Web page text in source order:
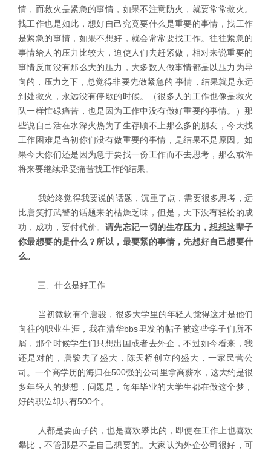
情，而救火是紧急的事情，如果不注意防火，就要常常救火。
找工作也是如此，想好自己究竟要什么是重要的事情，找工作
是紧急的事情，如果不想好，就会常常要找工作。往往紧急的
事情给人的压力比较大，迫使人们去赶紧做，相对来说重要的
事情反而没有那么大的压力，大多数人做事情都是以压力为导
向的，压力之下，总觉得非要先做紧急的 事情，结果就是永远
到处救火，永远没有停歇的时候。（很多人的工作也像是救火
队一样忙碌痛苦，也是因为工作中没有做好重要的事情。）那
些说自己活在水深火热为了生存顾不上那么多的朋友，今天找
工作困难是当初你们没有做重要的事情，是结果不是原因。如
果今天你们还是因为急于要找一份工作而不去思考，那么或许
将来要继续承受痛苦找工作的结果。
我始终觉得我要说的话题，沉重了点，需要很多思考，远
比唐笑打武警的话题来的枯燥乏味，但是，天下没有轻松的成
功，成功，要付代价。 请先忘记一切的生存压力，想想这辈子
你最想要的是什么？所以，最要紧的事情，先想好自己想要什
么。
三、什么是好工作
当初微软有个唐骏，很多大学里的年轻人觉得这才是他们
向往的职业生涯，我在清华bbs里发的帖子被这些学子们所不
屑，那个时候学生们只想出国或者去外企，不过如今看来，我
还是对的，唐骏去了盛大，陈天桥创立的盛大，一家民营公
司。一个高学历的海归在500强的公司里拿高薪水，这大约是很
多年轻人的梦想，问题是，每年毕业的大学生都在做这个梦，
好的职位却只有500个。
人都是要面子的，也是喜欢攀比的，即使在工作上也喜欢
攀比，不管那是不是自己想要的。大家认为外企公司很好，可